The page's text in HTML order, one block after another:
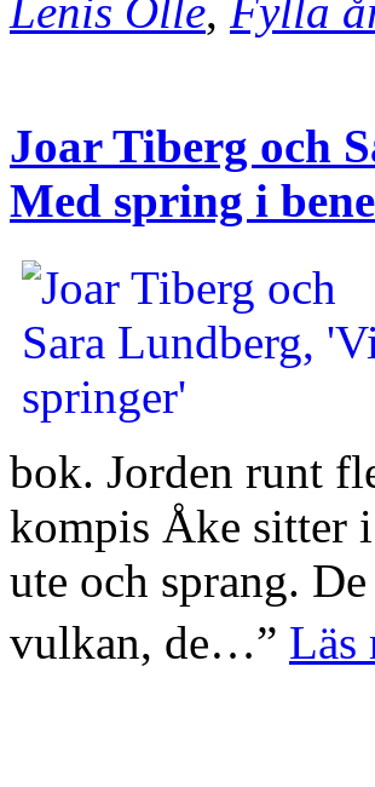
Lenis Olle, Fylla
Joar Tiberg och
Med spring i
bok. Jorden runt
kompis Åke sitter
ute och sprang.
vulkan, de…” Läs